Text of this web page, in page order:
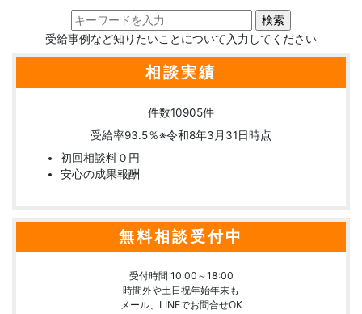
受給事例など知りたいことについて入力してください
相談実績
件数10905件
受給率93.5％※令和8年3月31日時点
初回相談料０円
安心の成果報酬
無料相談受付中
受付時間 10:00～18:00
時間外や土日祝年始年末も
メール、LINEでお問合せOK